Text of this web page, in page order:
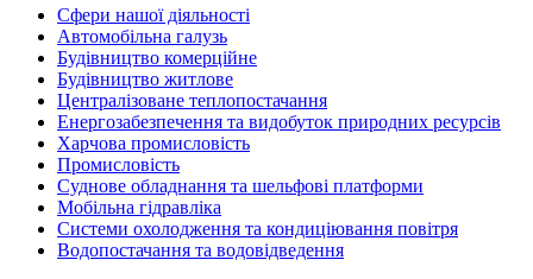
Сфери нашої діяльності
Автомобільна галузь
Будівництво комерційне
Будівництво житлове
Централізоване теплопостачання
Енергозабезпечення та видобуток природних ресурсів
Харчова промисловість
Промисловість
Суднове обладнання та шельфові платформи
Мобільна гідравліка
Системи охолодження та кондиціювання повітря
Водопостачання та водовідведення